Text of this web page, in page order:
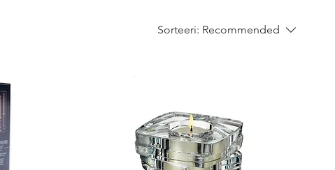
Sorteeri: Recommended